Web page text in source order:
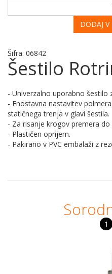
DODAJ V
Šifra: 06842
Šestilo
- Univerzalno uporabno šestilo
- Enostavna nastavitev
statičnega trenja v glavi šestila.
- Za risanje krogov premera do
- Plastičen oprijem.
- Pakirano v PVC embalaži z
1